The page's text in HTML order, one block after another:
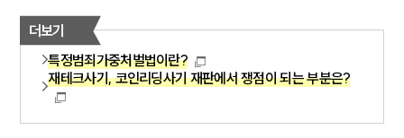
더보기
특정범죄가중처벌법이란?
재테크사기, 코인리딩사기 재판에서 쟁점이 되는 부분은?